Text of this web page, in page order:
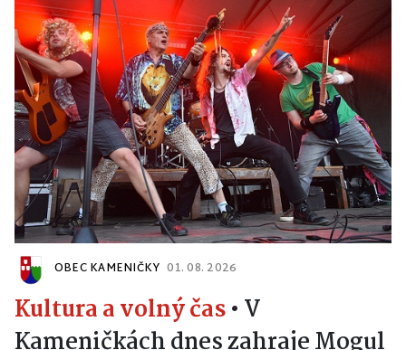
OBEC KAMENIČKY 01. 08. 2026
Kultura a volný čas• V
Kameničkách dnes zahraje Mogul